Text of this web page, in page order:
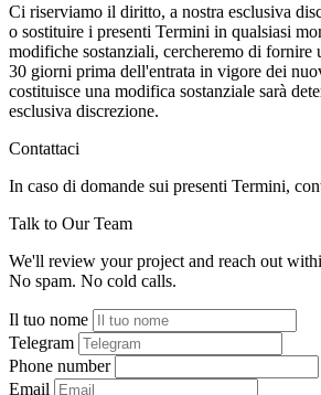
Ci riserviamo il diritto, a nostra esclusiva
o sostituire i presenti Termini in qualsiasi
modifiche sostanziali, cercheremo di fornire
30 giorni prima dell'entrata in vigore dei
costituisce una modifica sostanziale sarà
esclusiva discrezione.
Contattaci
In caso di domande sui presenti Termini,
Talk to Our Team
We'll review your project and reach out
No spam. No cold calls.
Il tuo nome
Telegram
Phone number
Email